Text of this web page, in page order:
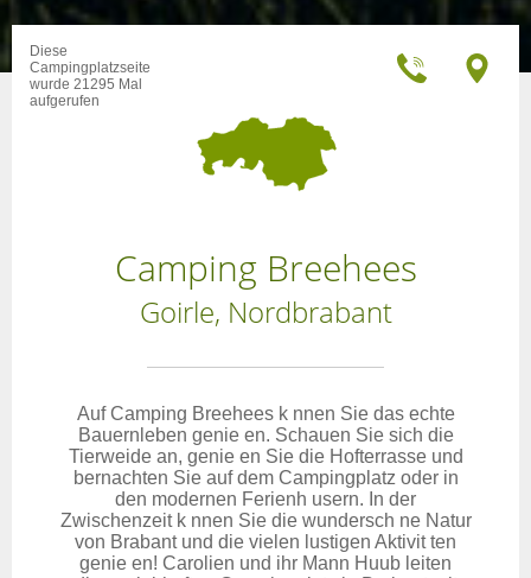
Diese
Campingplatzseite
wurde 21295 Mal
aufgerufen
Camping Breehees
Goirle, Nordbrabant
Auf Camping Breehees k nnen Sie das echte
Bauernleben genie en. Schauen Sie sich die
Tierweide an, genie en Sie die Hofterrasse und
bernachten Sie auf dem Campingplatz oder in
den modernen Ferienh usern. In der
Zwischenzeit k nnen Sie die wundersch ne Natur
von Brabant und die vielen lustigen Aktivit ten
genie en! Carolien und ihr Mann Huub leiten